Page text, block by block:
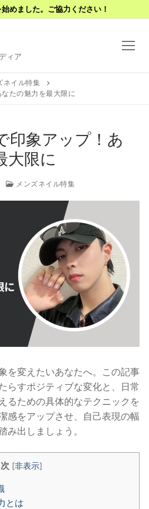
めました。ご協力ください！
ィア
ネイル特集
たの魅力を最大限に
印象アップ！あ
大限に
メンズネイル特集
を変えたいあなたへ。この記事
らすポジティブな変化と、日常
るための具体的なテクニックを
感をアップさせ、自己表現の幅
み出しましょう。
[非表示]
とは